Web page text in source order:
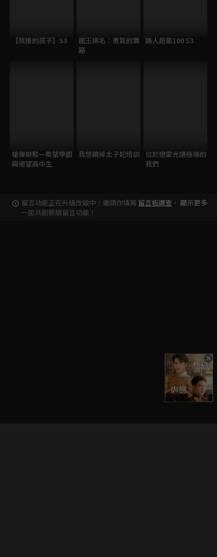
【我推的孩子】S3
國王排名：勇氣的寶
箱
路人超能100 S3
槍彈辯駁—希望學園
與絕望高中生
我想蹺掉太子妃培訓
位於戀愛光譜極端的
我們
留言功能正在升級改版中！邀請你填寫 留言板調查 ，
一起共創新版留言功能！
顯示更多